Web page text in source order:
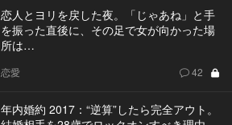
恋人とヨリを戻した夜。「じゃあね」と手
を振った直後に、その足で女が向かった場
所は…
恋愛 42
年内婚約 2017：“逆算”したら完全アウト。